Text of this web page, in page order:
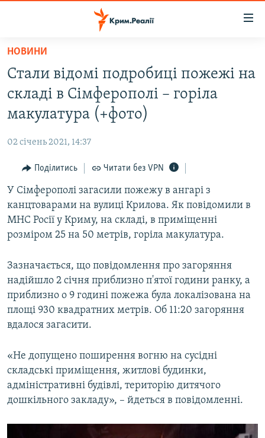
Перейти
основного
матеріалу
до
основної
Перейти
пошуку
ВОДА.КРИМ
БЛОГИ
ПОГЛЯД
ІНТЕРВ'Ю
ВСЕ ЗА ДЕНЬ
СПЕЦПРОЕКТИ
ВІДЕОУРОКИ «ELIFBE»
СВІДЧЕННЯ ОКУПАЦІЇ
Русский
Qırımtatar
Усі сайти RFE/RL
НОВИНИ
Стали відомі подробиці пожежі на
складі в Сімферополі – горіла
макулатура (+фото)
02 січень 2021, 14:37
Поділитись Читати без VPN
У Сімферополі загасили пожежу в ангарі з
канцтоварами на вулиці Крилова. Як повідомили в
МНС Росії у Криму, на складі, в приміщенні
розміром 25 на 50 метрів, горіла макулатура.
Зазначається, що повідомлення про загоряння
надійшло 2 січня приблизно п'ятої години ранку, а
приблизно о 9 годині пожежа була локалізована на
площі 930 квадратних метрів. Об 11:20 загоряння
вдалося загасити.
«Не допущено поширення вогню на сусідні
складські приміщення, житлові будинки,
адміністративні будівлі, територію дитячого
дошкільного закладу», – йдеться в повідомленні.